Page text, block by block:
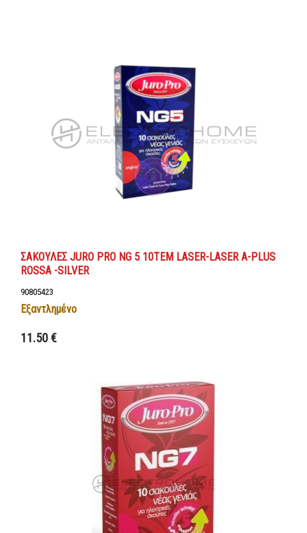
ΣΑΚΟΥΛΕΣ JURO PRO NG 5 10ΤΕΜ LASER-LASER A-PLUS
ROSSA -SILVER
90805423
Εξαντλημένο
11.50 €